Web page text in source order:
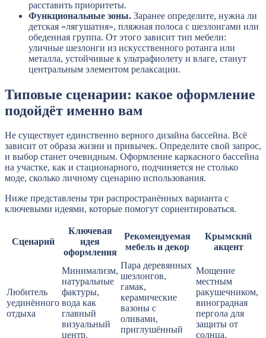
расставить приоритеты.
Функциональные зоны. Заранее определите, нужна ли
детская «лягушатня», пляжная полоса с шезлонгами или
обеденная группа. От этого зависит тип мебели:
уличные шезлонги из искусственного ротанга или
металла, устойчивые к ультрафиолету и влаге, станут
центральным элементом релаксации.
Типовые сценарии: какое оформление
подойдёт именно вам
Не существует единственно верного дизайна бассейна. Всё
зависит от образа жизни и привычек. Определите свой запрос,
и выбор станет очевидным. Оформление каркасного бассейна
на участке, как и стационарного, подчиняется не столько
моде, сколько личному сценарию использования.
Ниже представлены три распространённых варианта с
ключевыми идеями, которые помогут сориентироваться.
Сценарий
Ключевая
идея
оформления
Рекомендуемая
мебель и декор
Крымский
акцент
Любитель
уединённого
отдыха
Минимализм,
натуральные
фактуры,
вода как
главный
визуальный
центр.
Пара деревянных
шезлонгов,
гамак,
керамические
вазоны с
оливами,
приглушённый
Мощение
местным
ракушечником,
виноградная
пергола для
защиты от
солнца.